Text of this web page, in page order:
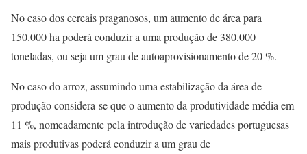
No caso dos cereais praganosos, um aumento de área para
150.000 ha poderá conduzir a uma produção de 380.000
toneladas, ou seja um grau de autoaprovisionamento de 20 %.
No caso do arroz, assumindo uma estabilização da área de
produção considera-se que o aumento da produtividade média em
11 %, nomeadamente pela introdução de variedades portuguesas
mais produtivas poderá conduzir a um grau de